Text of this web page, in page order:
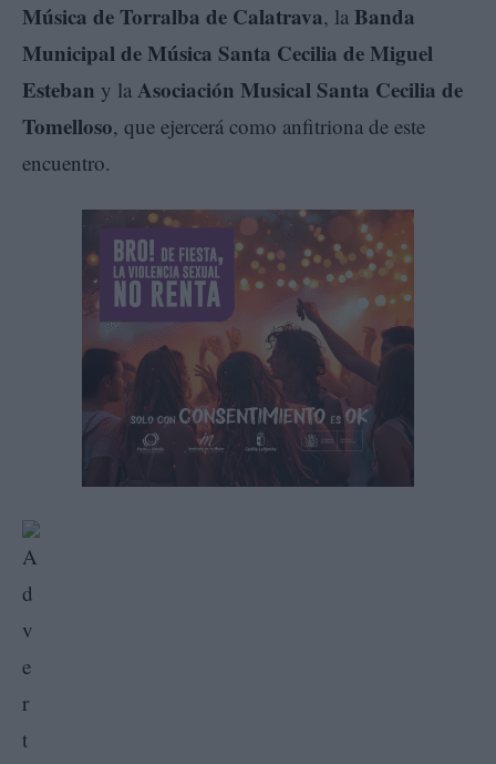
Música de Torralba de Calatrava, la Banda
Municipal de Música Santa Cecilia de Miguel
Esteban y la Asociación Musical Santa Cecilia de
Tomelloso, que ejercerá como anfitriona de este
encuentro.